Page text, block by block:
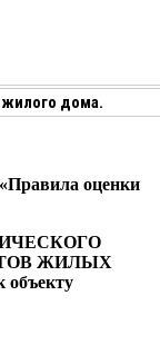
дома.
оценки
ЖИЛЫХ
объекту